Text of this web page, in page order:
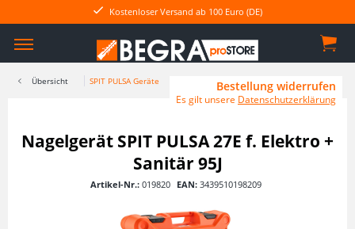
Kostenloser Versand ab 100 Euro (DE)
Übersicht SPIT PULSA Geräte
Nagelgerät SPIT PULSA 27E f. Elektro +
Sanitär 95J
Artikel-Nr.: 019820 EAN: 3439510198209
Bestellung widerrufen
Es gilt unsere Datenschutzerklärung